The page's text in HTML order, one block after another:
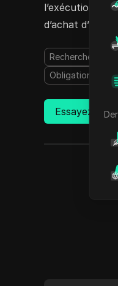
l’exécution
d’achat
Recherche de
Obligation de
Essayez